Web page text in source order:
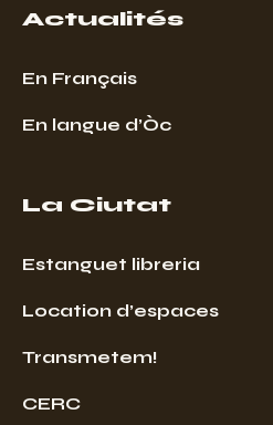
Actualités
En Français
En langue d’Òc
La Ciutat
Estanguet libreria
Location d’espaces
Transmetem!
CERC